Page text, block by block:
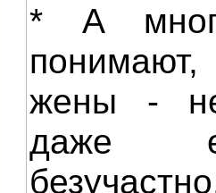
* А
жены -
даже